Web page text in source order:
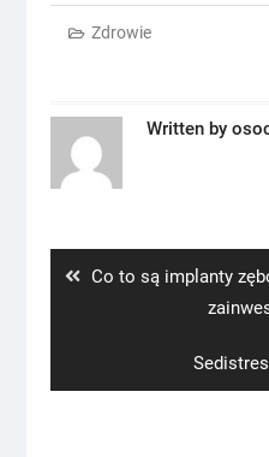
Zdrowie
Written by
Previous
Co to są implanty
Next
post: